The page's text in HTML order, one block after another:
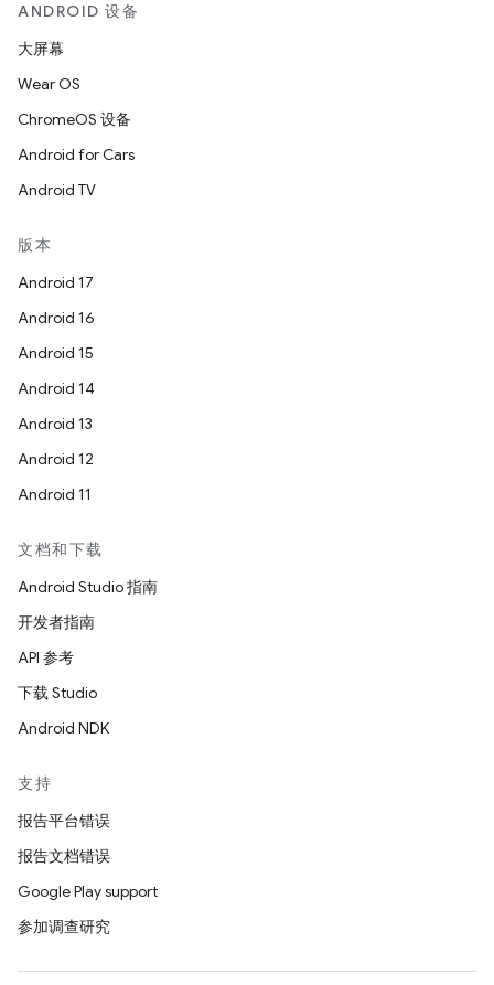
ANDROID 设备
大屏幕
Wear OS
ChromeOS 设备
Android for Cars
Android TV
版本
Android 17
Android 16
Android 15
Android 14
Android 13
Android 12
Android 11
文档和下载
Android Studio 指南
开发者指南
API 参考
下载 Studio
Android NDK
支持
报告平台错误
报告文档错误
Google Play support
参加调查研究